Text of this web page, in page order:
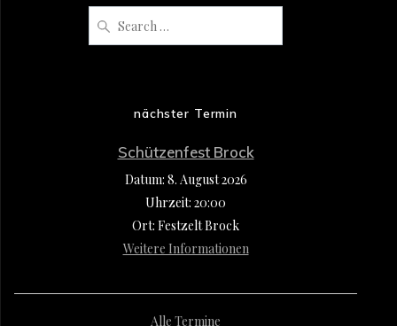
for:
nächster Termin
Schützenfest Brock
Datum: 8. August 2026
Uhrzeit: 20:00
Ort: Festzelt Brock
Weitere Informationen
Alle Termine